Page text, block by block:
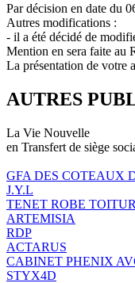
Par décision en date du
Autres modifications :
- il a été décidé de
Mention en sera faite au
La présentation de votre
AUTRES
La Vie Nouvelle
en Transfert de siège
GFA DES COTEAUX
J.Y.L
TENET ROBE
ARTEMISIA
RDP
ACTARUS
CABINET PHENIX
STYX4D